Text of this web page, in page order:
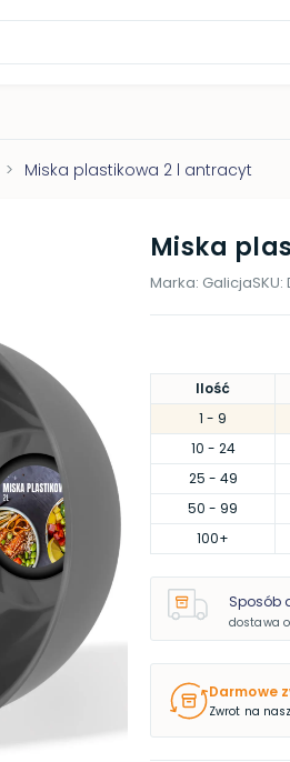
> Miska plastikowa 2 l antracyt
Miska
Marka: GalicjaSKU:
Ilość
1 - 9
10 - 24
25 - 49
50 - 99
100+
Sposób
dostawa
Darmowe
Zwrot na